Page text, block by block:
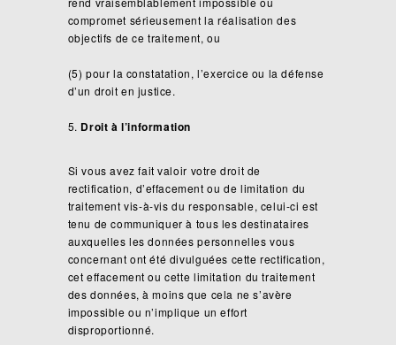
compromet sérieusement la réalisation des
objectifs de ce traitement, ou
(5) pour la constatation, l’exercice ou la défense
d’un droit en justice.
Droit à l’information
Si vous avez fait valoir votre droit de
rectification, d’effacement ou de limitation du
traitement vis-à-vis du responsable, celui-ci est
tenu de communiquer à tous les destinataires
auxquelles les données personnelles vous
concernant ont été divulguées cette rectification,
cet effacement ou cette limitation du traitement
des données, à moins que cela ne s’avère
impossible ou n’implique un effort
disproportionné.